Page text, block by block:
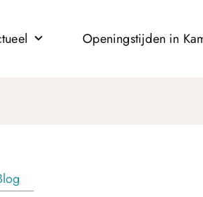
Openingstijden in